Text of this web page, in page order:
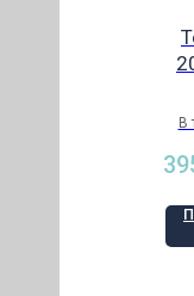
В